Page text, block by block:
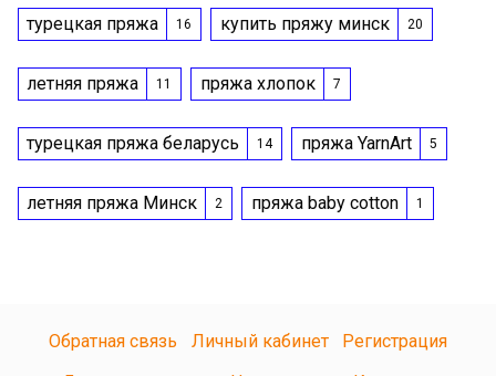
турецкая пряжа 16 купить пряжу минск 20
летняя пряжа 11 пряжа хлопок 7
турецкая пряжа беларусь 14 пряжа YarnArt 5
летняя пряжа Минск 2 пряжа baby cotton 1
Обратная связь Личный кабинет
Регистрация